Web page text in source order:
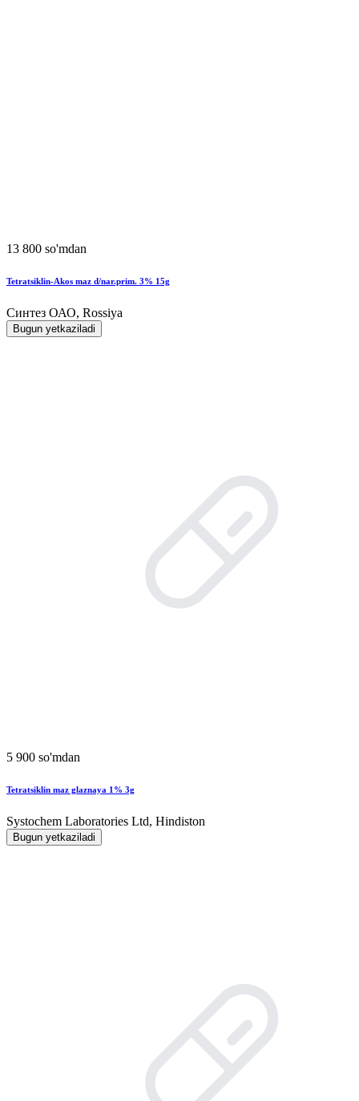
13 800 so'mdan
Tetratsiklin-Akos maz d/nar.prim. 3% 15g
Синтез ОАО, Rossiya
Bugun yetkaziladi
5 900 so'mdan
Tetratsiklin maz glaznaya 1% 3g
Systochem Laboratories Ltd, Hindiston
Bugun yetkaziladi